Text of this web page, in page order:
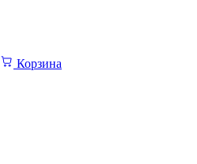
Корзина